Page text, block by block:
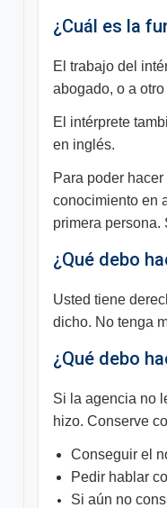
¿Cuál es la
El trabajo del
abogado, o a
El intérprete
en inglés.
Para poder
conocimiento en
primera persona.
¿Qué debo
Usted tiene
dicho. No tenga
¿Qué debo
Si la agencia no
hizo. Conserve
Conseguir el
Pedir hablar
Si aún no